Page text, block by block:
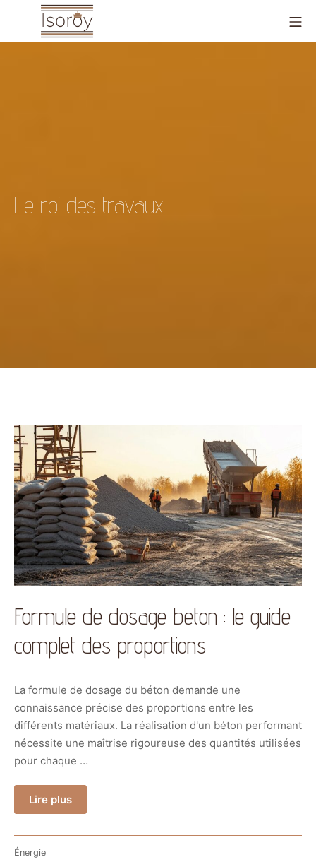
contenu
Le roi des travaux
Formule de dosage beton : le guide
complet des proportions
La formule de dosage du béton demande une
connaissance précise des proportions entre les
différents matériaux. La réalisation d'un béton performant
nécessite une maîtrise rigoureuse des quantités utilisées
pour chaque …
Lire plus
Énergie